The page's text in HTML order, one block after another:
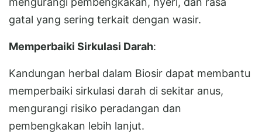
gatal yang sering terkait dengan wasir.
Memperbaiki Sirkulasi Darah:
Kandungan herbal dalam Biosir dapat membantu
memperbaiki sirkulasi darah di sekitar anus,
mengurangi risiko peradangan dan
pembengkakan lebih lanjut.